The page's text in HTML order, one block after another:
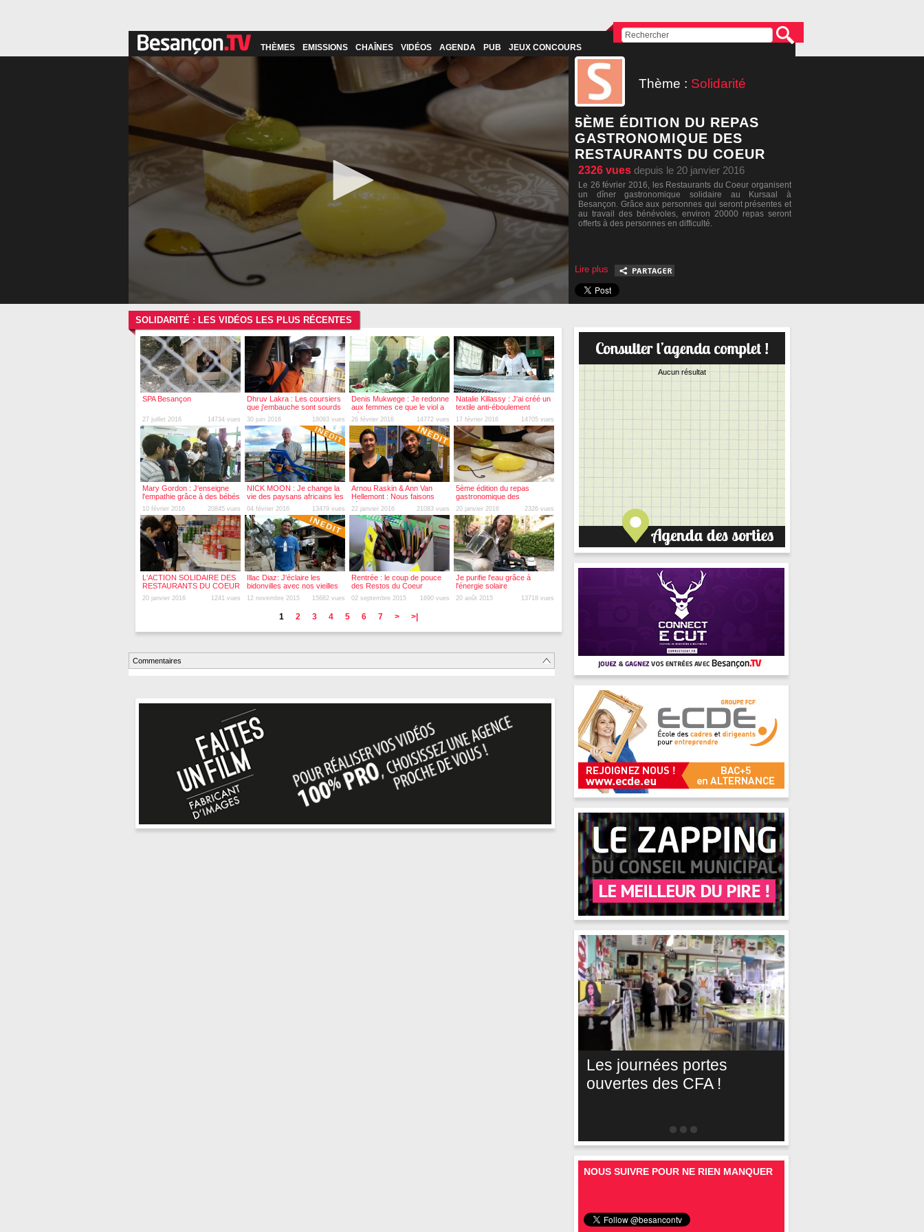
THÈMES EMISSIONS CHAÎNES VIDÉOS AGENDA PUB JEUX CONCOURS
Thème : Solidarité
5ÈME ÉDITION DU REPAS
GASTRONOMIQUE DES
RESTAURANTS DU COEUR
2326 vues depuis le 20 janvier 2016
Le 26 février 2016, les Restaurants du Coeur organisent
un dîner gastronomique solidaire au Kursaal à
Besançon. Grâce aux personnes qui seront présentes et
au travail des bénévoles, environ 20000 repas seront
offerts à des personnes en difficulté.
Lire plus
SOLIDARITÉ : LES VIDÉOS LES PLUS RÉCENTES
SPA Besançon
27 juillet 2016 14734 vues
Dhruv Lakra : Les coursiers
que j'embauche sont sourds
et muets
30 juin 2016 18093 vues
Denis Mukwege : Je redonne
aux femmes ce que le viol a
détruit
26 février 2016 14772 vues
Natalie Killassy : J'ai créé un
textile anti-éboulement
17 février 2016 14705 vues
Mary Gordon : J'enseigne
l'empathie grâce à des bébés
10 février 2016 20845 vues
NICK MOON : Je change la
vie des paysans africains les
plus pauvres
04 février 2016 13479 vues
Arnou Raskin & Ann Van
Hellemont : Nous faisons
l'école dans la rue
22 janvier 2016 21083 vues
5ème édition du repas
gastronomique des
restaurants du coeur
20 janvier 2016 2326 vues
L'ACTION SOLIDAIRE DES
RESTAURANTS DU COEUR
DU DOUBS
20 janvier 2016 1241 vues
Illac Diaz: J'éclaire les
bidonvilles avec nos vieilles
bouteilles en plastique
12 novembre 2015 15682 vues
Rentrée : le coup de pouce
des Restos du Coeur
02 septembre 2015 1690 vues
Je purifie l'eau grâce à
l'énergie solaire
20 août 2015 13718 vues
1 2 3 4 5 6 7 > >|
Commentaires
Aucun résultat
Les journées portes
ouvertes des CFA !
NOUS SUIVRE POUR NE RIEN MANQUER